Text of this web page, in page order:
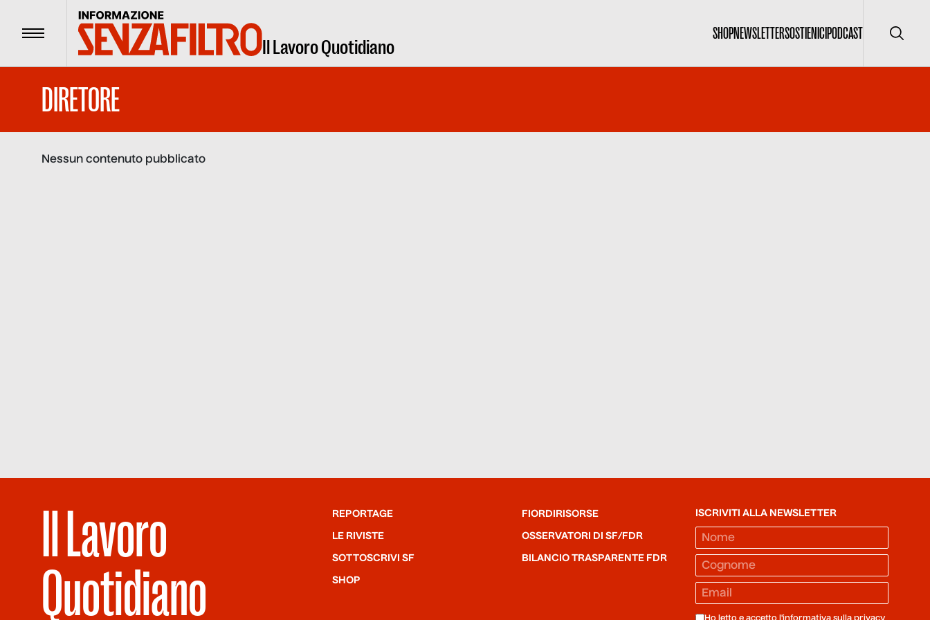
Menu Il Lavoro Quotidiano
SHOPNEWSLETTERSOSTIENICIPODCAST Cerca
DIRETORE
Nessun contenuto pubblicato
Il Lavoro
Quotidiano
REPORTAGE
LE RIVISTE
SOTTOSCRIVI SF
SHOP
FIORDIRISORSE
OSSERVATORI DI SF/FDR
BILANCIO TRASPARENTE FDR
ISCRIVITI ALLA NEWSLETTER